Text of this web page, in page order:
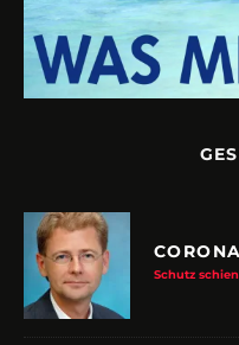
Schutz